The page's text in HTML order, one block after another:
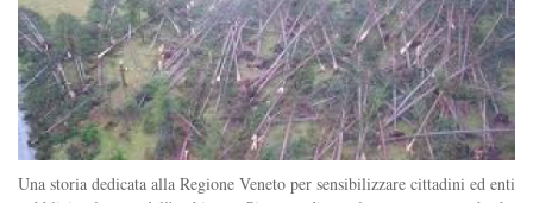
Una storia dedicata alla Regione Veneto per sensibilizzare cittadini ed enti